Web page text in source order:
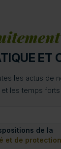
ET
les actus de
les temps forts
de la
et de